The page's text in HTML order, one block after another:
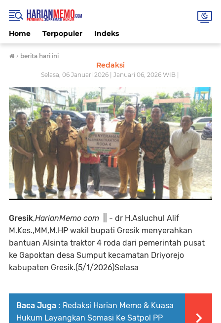
Home Terpopuler Indeks
› berita hari ini
Redaksi
Selasa, 06 Januari 2026 | Januari 06, 2026 WIB |
Gresik,HarianMemo com || - dr H.Asluchul Alif
M.Kes.,MM,M.HP wakil bupati Gresik menyerahkan
bantuan Alsinta traktor 4 roda dari pemerintah pusat
ke Gapoktan desa Sumput kecamatan Driyorejo
kabupaten Gresik.(5/1/2026)Selasa
Baca Juga : Redaksi Harian Memo & Kuasa
Hukum Layangkan Somasi Ke Satpol PP